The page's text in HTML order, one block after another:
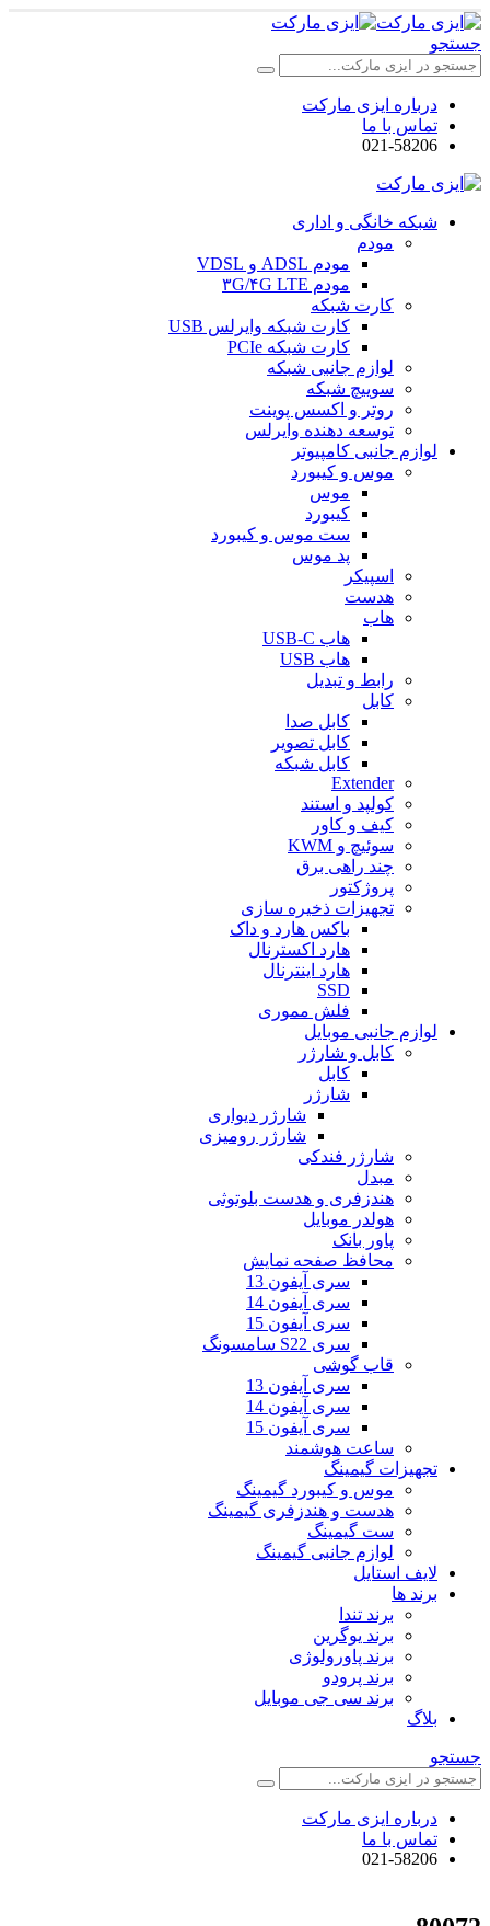
جستجو
درباره ایزی مارکت
تماس با ما
021-58206
شبکه خانگی و اداری
مودم
مودم ADSL و VDSL
مودم ۳G/۴G LTE
کارت شبکه
کارت شبکه وایرلس USB
کارت شبکه PCIe
لوازم جانبی شبکه
سوییچ شبکه
روتر و اکسس پوینت
توسعه دهنده وایرلس
لوازم جانبی کامپیوتر
موس و کیبورد
موس
کیبورد
ست موس و کیبورد
پد موس
اسپیکر
هدست
هاب
هاب USB-C
هاب USB
رابط و تبدیل
کابل
کابل صدا
کابل تصویر
کابل شبکه
Extender
کولپد و استند
کیف و کاور
سوئیچ و KWM
چند راهی برق
پروژکتور
تجهیزات ذخیره سازی
باکس هارد و داک
هارد اکسترنال
هارد اینترنال
SSD
فلش مموری
لوازم جانبی موبایل
کابل و شارژر
کابل
شارژر
شارژر دیواری
شارژر رومیزی
شارژر فندکی
مبدل
هندزفری و هدست بلوتوثی
هولدر موبایل
پاور بانک
محافظ صفحه نمایش
سری آیفون 13
سری آیفون 14
سری آیفون 15
سری S22 سامسونگ
قاب گوشی
سری آیفون 13
سری آیفون 14
سری آیفون 15
ساعت هوشمند
تجهیزات گیمینگ
موس و کیبورد گیمینگ
هدست و هندزفری گیمینگ
ست گیمینگ
لوازم جانبی گیمینگ
لایف استایل
برند ها
برند تندا
برند یوگرین
برند پاورولوژی
برند پرودو
برند سی جی موبایل
بلاگ
جستجو
درباره ایزی مارکت
تماس با ما
021-58206